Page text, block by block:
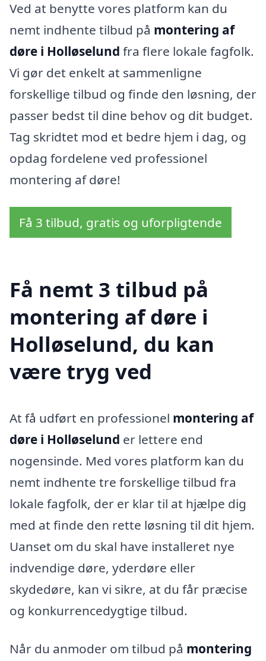
Ved at benytte vores platform kan du
nemt indhente tilbud på montering af
døre i Holløselund fra flere lokale fagfolk.
Vi gør det enkelt at sammenligne
forskellige tilbud og finde den løsning, der
passer bedst til dine behov og dit budget.
Tag skridtet mod et bedre hjem i dag, og
opdag fordelene ved professionel
montering af døre!
Få 3 tilbud, gratis og uforpligtende
Få nemt 3 tilbud på
montering af døre i
Holløselund, du kan
være tryg ved
At få udført en professionel montering af
døre i Holløselund er lettere end
nogensinde. Med vores platform kan du
nemt indhente tre forskellige tilbud fra
lokale fagfolk, der er klar til at hjælpe dig
med at finde den rette løsning til dit hjem.
Uanset om du skal have installeret nye
indvendige døre, yderdøre eller
skydedøre, kan vi sikre, at du får præcise
og konkurrencedygtige tilbud.
Når du anmoder om tilbud på montering